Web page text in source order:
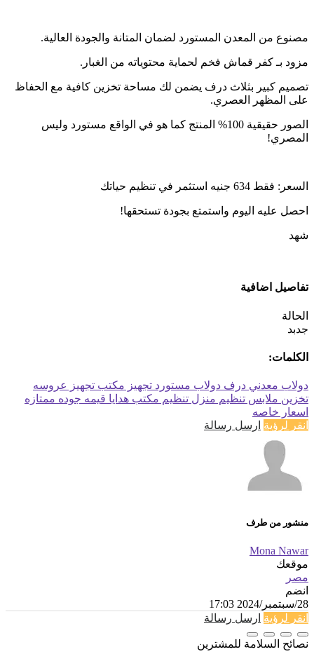
مصنوع من المعدن المستورد لضمان المتانة والجودة العالية.
مزود بـ كفر قماش فخم لحماية محتوياته من الغبار.
تصميم كبير بثلاث درف يضمن لك مساحة تخزين كافية مع الحفاظ
على المظهر العصري.
الصور حقيقية 100% المنتج كما هو في الواقع مستورد وليس
المصري!
السعر: فقط 634 جنيه استثمر في تنظيم حياتك
احصل عليه اليوم واستمتع بجودة تستحقها!
شهد
تفاصيل اضافية
الحالة
جدبد
الكلمات:
دولاب معدني درف دولاب مستورد تجهيز مكتب تجهيز عروسه
تخزين ملابس تنظيم منزل تنظيم مكتب هدايا قيمه جوده ممتازه
اسعار خاصه
انقر لرؤية ارسل رسالة
منشور من طرف
Mona Nawar
موقعك
مصر
انضم
28/سبتمبر/2024 17:03
انقر لرؤية ارسل رسالة
نصائح السلامة للمشترين